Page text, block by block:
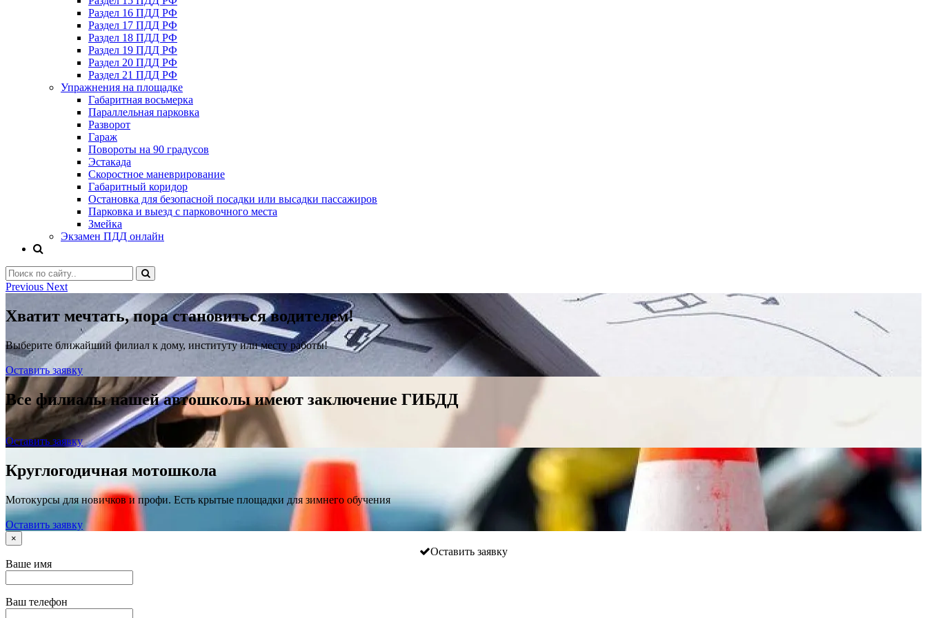
Раздел 16 ПДД РФ
Раздел 17 ПДД РФ
Раздел 18 ПДД РФ
Раздел 19 ПДД РФ
Раздел 20 ПДД РФ
Раздел 21 ПДД РФ
Упражнения на площадке
Габаритная восьмерка
Параллельная парковка
Разворот
Гараж
Повороты на 90 градусов
Эстакада
Скоростное маневрирование
Габаритный коридор
Остановка для безопасной посадки или высадки пассажиров
Парковка и выезд с парковочного места
Змейка
Экзамен ПДД онлайн
Previous Next
Хватит мечтать, пора становиться водителем!
Выберите ближайший филиал к дому, институту или месту работы!
Оставить заявку
Все филиалы нашей автошколы имеют заключение ГИБДД
Оставить заявку
Круглогодичная мотошкола
Мотокурсы для новичков и профи. Есть крытые площадки для зимнего обучения
Оставить заявку
×
Оставить заявку
Ваше имя
Ваш телефон